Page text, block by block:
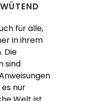
für alle,
in ihrem
Die
sind
nur